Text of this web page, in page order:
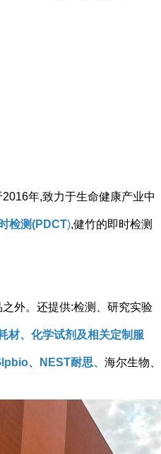
年,致力于生命健康产业中
检测(PDCT),健竹的即时检测
外。还提供:检测、研究实验
材、化学试剂及相关定制服
、NEST耐思、 海尔生物、